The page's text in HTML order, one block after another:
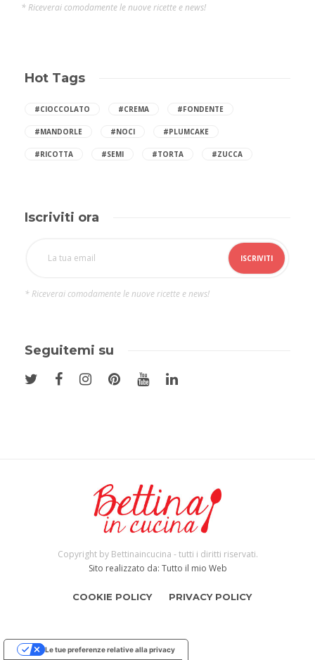
* Riceverai comodamente le nuove ricette e news!
Hot Tags
#CIOCCOLATO #CREMA #FONDENTE
#MANDORLE #NOCI #PLUMCAKE
#RICOTTA #SEMI #TORTA #ZUCCA
Iscriviti ora
* Riceverai comodamente le nuove ricette e news!
Seguitemi su
Copyright by Bettinaincucina - tutti i diritti riservati.
Sito realizzato da: Tutto il mio Web
COOKIE POLICY PRIVACY POLICY
Le tue preferenze relative alla privacy